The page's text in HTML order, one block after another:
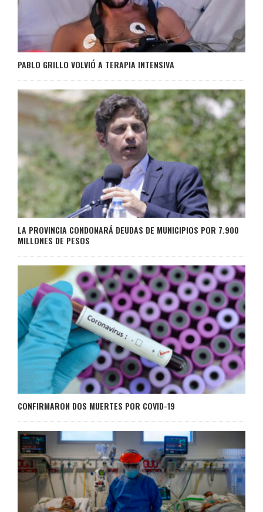
PABLO GRILLO VOLVIÓ A TERAPIA INTENSIVA
LA PROVINCIA CONDONARÁ DEUDAS DE MUNICIPIOS POR 7.900
MILLONES DE PESOS
CONFIRMARON DOS MUERTES POR COVID-19